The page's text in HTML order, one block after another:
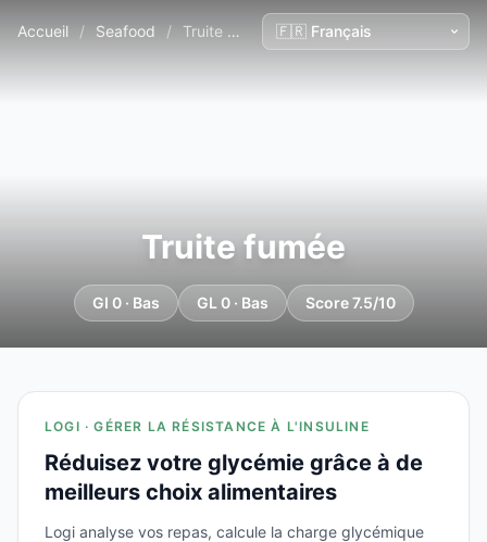
Accueil / Seafood / Truite fumée
Truite fumée
GI 0 · Bas GL 0 · Bas Score 7.5/10
LOGI · GÉRER LA RÉSISTANCE À L'INSULINE
Réduisez votre glycémie grâce à de
meilleurs choix alimentaires
Logi analyse vos repas, calcule la charge glycémique